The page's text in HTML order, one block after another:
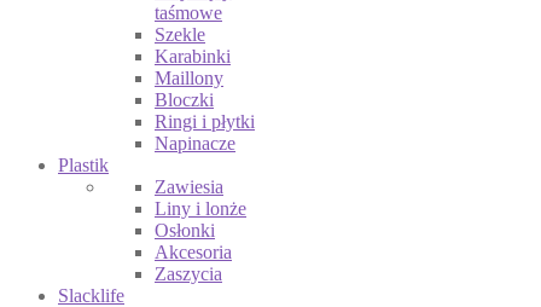
taśmowe
Szekle
Karabinki
Maillony
Bloczki
Ringi i płytki
Napinacze
Plastik
Zawiesia
Liny i lonże
Osłonki
Akcesoria
Zaszycia
Slacklife